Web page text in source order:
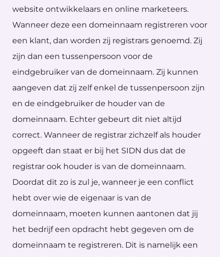
website ontwikkelaars en online marketeers.
Wanneer deze een domeinnaam registreren voor
een klant, dan worden zij registrars genoemd. Zij
zijn dan een tussenpersoon voor de
eindgebruiker van de domeinnaam. Zij kunnen
aangeven dat zij zelf enkel de tussenpersoon zijn
en de eindgebruiker de houder van de
domeinnaam. Echter gebeurt dit niet altijd
correct. Wanneer de registrar zichzelf als houder
opgeeft dan staat er bij het SIDN dus dat de
registrar ook houder is van de domeinnaam.
Doordat dit zo is zul je, wanneer je een conflict
hebt over wie de eigenaar is van de
domeinnaam, moeten kunnen aantonen dat jij
het bedrijf een opdracht hebt gegeven om de
domeinnaam te registreren. Dit is namelijk een